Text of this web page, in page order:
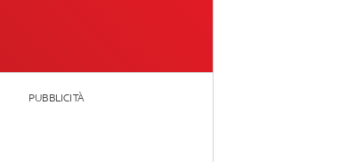
PUBBLICITÀ